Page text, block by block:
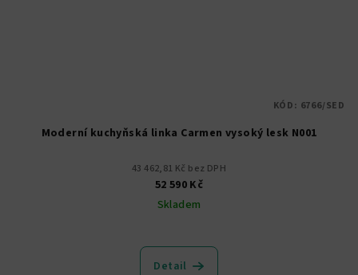
Moderní kuchyňská linka Carmen vysoký lesk N001
43 462,81 Kč bez DPH
52 590 Kč
Skladem
Detail
KÓD: 6766/SED